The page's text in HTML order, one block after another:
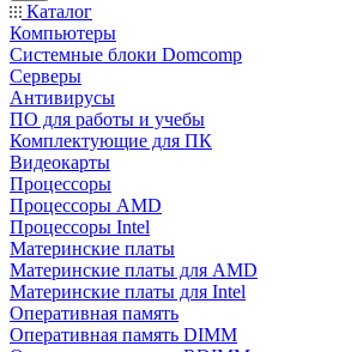
Каталог
Компьютеры
Системные блоки Domcomp
Серверы
Антивирусы
ПО для работы и учебы
Комплектующие для ПК
Видеокарты
Процессоры
Процессоры AMD
Процессоры Intel
Материнские платы
Материнские платы для AMD
Материнские платы для Intel
Оперативная память
Оперативная память DIMM